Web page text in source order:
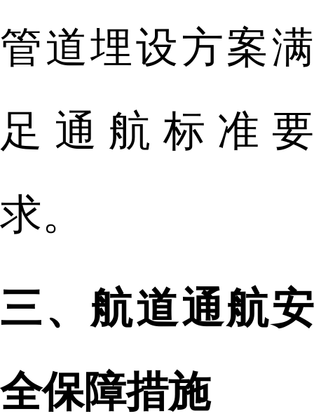
管道埋设方案满
足通航标准要
求。
三、航道通航安
全保障措施